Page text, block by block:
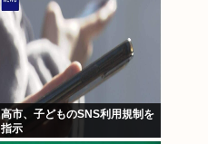
高市、子どものSNS利用規制を
指示